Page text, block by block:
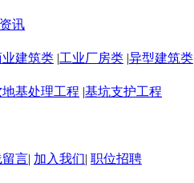
讯
业建筑类 |工业厂房类 |异型建筑类
地基处理工程 |基坑支护工程
言| 加入我们| 职位招聘